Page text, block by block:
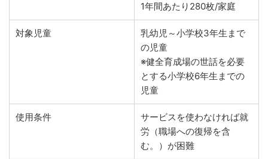
1年間あたり280枚/家庭
対象児童
乳幼児～小学校3年生まで
の児童
※健全育成場の世話を必要
とする小学校6年生までの
児童
使用条件
サービスを使わなければ就
労（職場への復帰を含
む。）が困難